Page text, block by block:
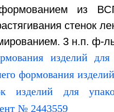
из
стенок
3 н.п. ф-